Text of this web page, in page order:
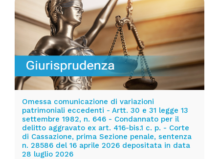
Omessa comunicazione di variazioni
patrimoniali eccedenti - Artt. 30 e 31 legge 13
settembre 1982, n. 646 - Condannato per il
delitto aggravato ex art. 416-bis.1 c. p. - Corte
di Cassazione, prima Sezione penale, sentenza
n. 28586 del 16 aprile 2026 depositata in data
28 luglio 2026